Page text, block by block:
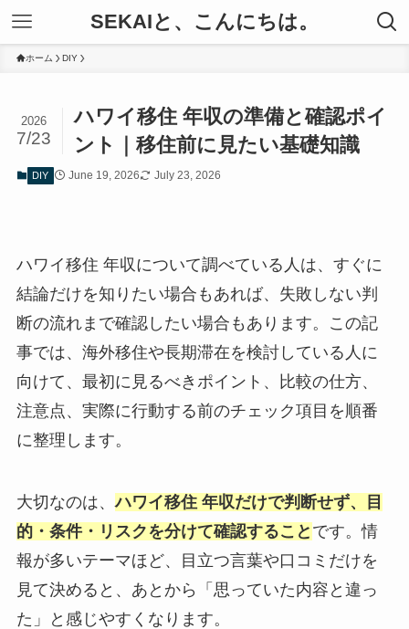
SEKAIと、こんにちは。
ホーム DIY
ハワイ移住 年収の準備と確認ポイ
ント｜移住前に見たい基礎知識
2026
7/23
DIY June 19, 2026 July 23, 2026
ハワイ移住 年収について調べている人は、すぐに
結論だけを知りたい場合もあれば、失敗しない判
断の流れまで確認したい場合もあります。この記
事では、海外移住や長期滞在を検討している人に
向けて、最初に見るべきポイント、比較の仕方、
注意点、実際に行動する前のチェック項目を順番
に整理します。
大切なのは、ハワイ移住 年収だけで判断せず、目
的・条件・リスクを分けて確認すること です。情
報が多いテーマほど、目立つ言葉や口コミだけを
見て決めると、あとから「思っていた内容と違っ
た」と感じやすくなります。